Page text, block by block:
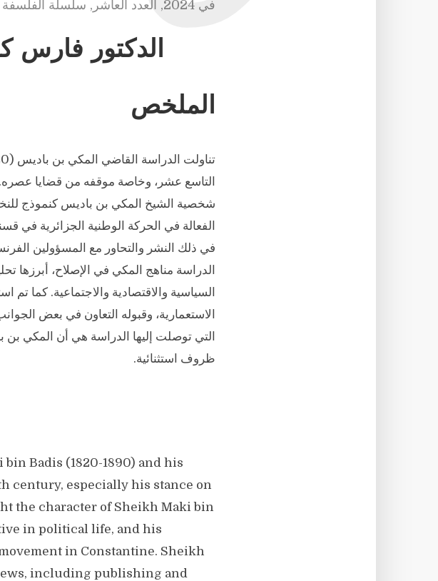
في 2024
, العدد العاشر , سلسلة
الدكتور فارس
الملخص
التاسع عشر، وخاصة موقفه من قضايا
شخصية الشيخ المكي بن باديس كنموذج
الفعالة في الحركة الوطنية الجزائرية في
في ذلك النشر والتحاور مع المسؤولين
الدراسة مناهج المكي في الإصلاح، أبرزها
السياسية والاقتصادية والاجتماعية. كما
الاستعمارية، وقبوله التعاون في بعض
التي توصلت إليها الدراسة هي أن المكي
ظروف استثنائية.
Badis (1820-1890) and his
century, especially his stance on
the character of Sheikh Maki bin
in political life, and his
in Constantine. Sheikh
including publishing and